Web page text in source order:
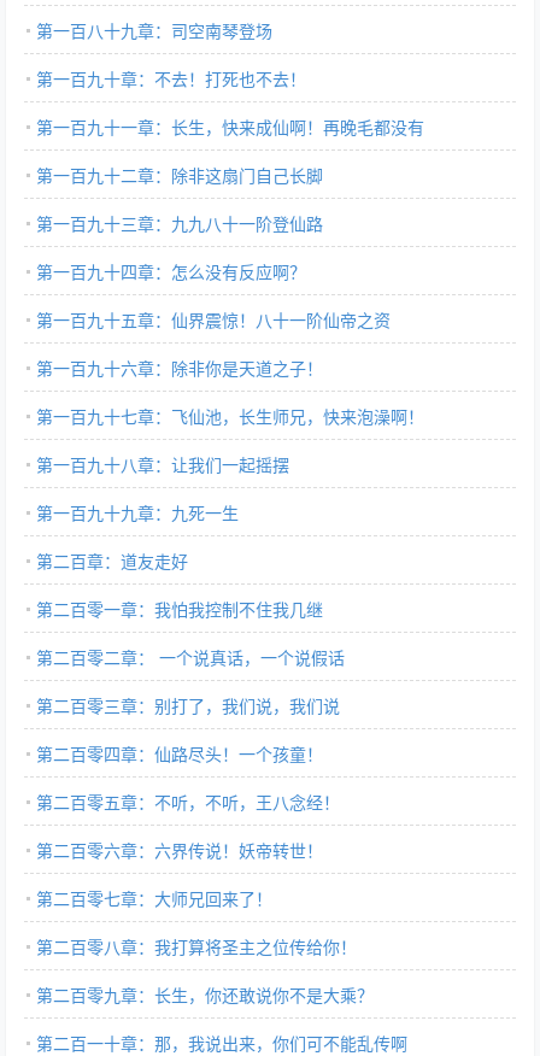
第一百八十九章：司空南琴登场
第一百九十章：不去！打死也不去！
第一百九十一章：长生，快来成仙啊！再晚毛都没有
第一百九十二章：除非这扇门自己长脚
第一百九十三章：九九八十一阶登仙路
第一百九十四章：怎么没有反应啊？
第一百九十五章：仙界震惊！八十一阶仙帝之资
第一百九十六章：除非你是天道之子！
第一百九十七章：飞仙池，长生师兄，快来泡澡啊！
第一百九十八章：让我们一起摇摆
第一百九十九章：九死一生
第二百章：道友走好
第二百零一章：我怕我控制不住我几继
第二百零二章： 一个说真话，一个说假话
第二百零三章：别打了，我们说，我们说
第二百零四章：仙路尽头！一个孩童！
第二百零五章：不听，不听，王八念经！
第二百零六章：六界传说！妖帝转世！
第二百零七章：大师兄回来了！
第二百零八章：我打算将圣主之位传给你！
第二百零九章：长生，你还敢说你不是大乘？
第二百一十章：那，我说出来，你们可不能乱传啊